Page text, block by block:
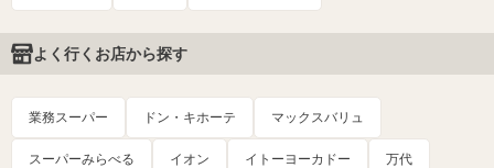
よく行くお店から探す
業務スーパー ドン・キホーテ マックスバリュ
スーパーみらべる イオン イトーヨーカドー 万代